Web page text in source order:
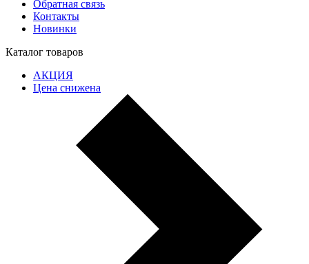
Обратная связь
Контакты
Новинки
Каталог товаров
АКЦИЯ
Цена снижена